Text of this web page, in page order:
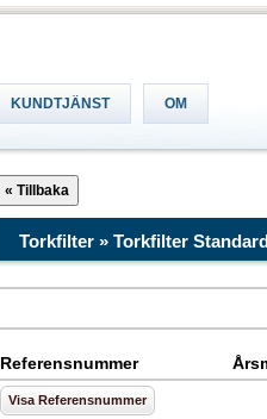
KUNDTJÄNST OM
Torkfilter » Torkfilter
Referensnummer
Visa Referensnummer